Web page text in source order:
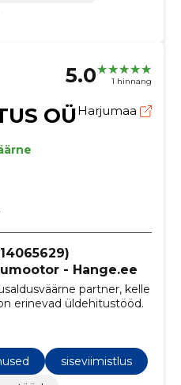
5.0 1 hinnang
OÜHarjumaa
- Hange.ee
partner, kelle
erinevad üldehitustööd.
siseviimistlus